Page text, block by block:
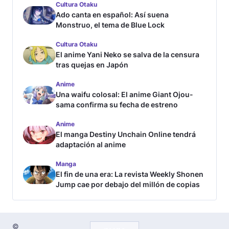
Cultura Otaku
Ado canta en español: Así suena
Monstruo, el tema de Blue Lock
Cultura Otaku
El anime Yani Neko se salva de la censura
tras quejas en Japón
Anime
Una waifu colosal: El anime Giant Ojou-
sama confirma su fecha de estreno
Anime
El manga Destiny Unchain Online tendrá
adaptación al anime
Manga
El fin de una era: La revista Weekly Shonen
Jump cae por debajo del millón de copias
©